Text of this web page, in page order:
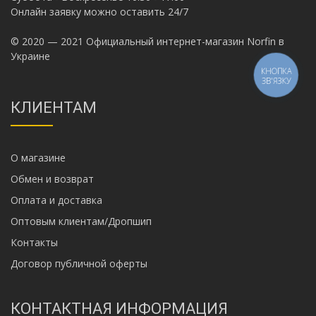
Онлайн заявку можно оставить 24/7
© 2020 — 2021 Официальный интернет-магазин Norfin в
Украине
КЛИЕНТАМ
О магазине
Обмен и возврат
Оплата и доставка
Оптовым клиентам/Дропшип
Контакты
Договор публичной оферты
КОНТАКТНАЯ ИНФОРМАЦИЯ
КНОПКА
ЗВ'ЯЗКУ